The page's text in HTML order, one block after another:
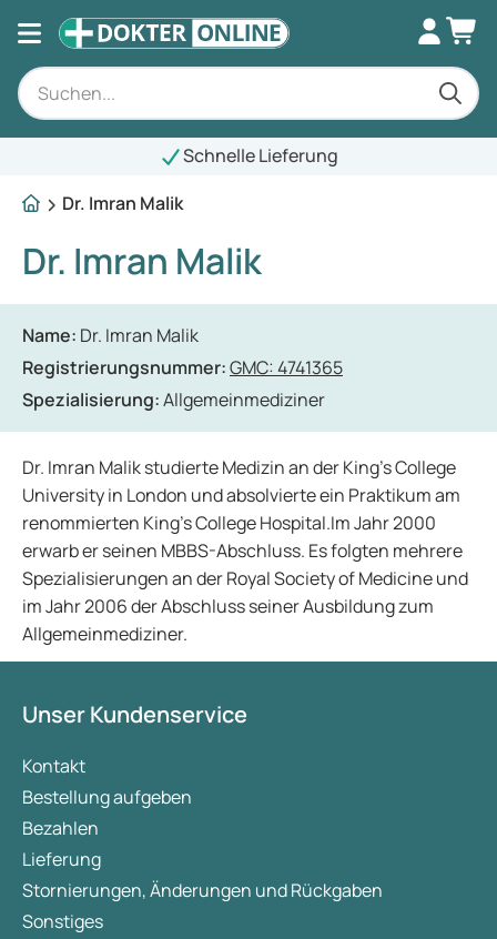
Schnelle Lieferung
Dr. Imran Malik
Dr. Imran Malik
Name: Dr. Imran Malik
Registrierungsnummer:GMC: 4741365
Spezialisierung:Allgemeinmediziner
Dr. Imran Malik studierte Medizin an der King's College
University in London und absolvierte ein Praktikum am
renommierten King's College Hospital.Im Jahr 2000
erwarb er seinen MBBS-Abschluss. Es folgten mehrere
Spezialisierungen an der Royal Society of Medicine und
im Jahr 2006 der Abschluss seiner Ausbildung zum
Allgemeinmediziner.
Unser Kundenservice
Kontakt
Bestellung aufgeben
Bezahlen
Lieferung
Stornierungen, Änderungen und Rückgaben
Sonstiges